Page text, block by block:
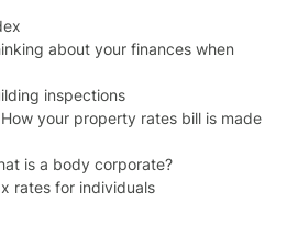
about your finances when
inspections
How your property rates bill is made
is a body corporate?
rates for individuals